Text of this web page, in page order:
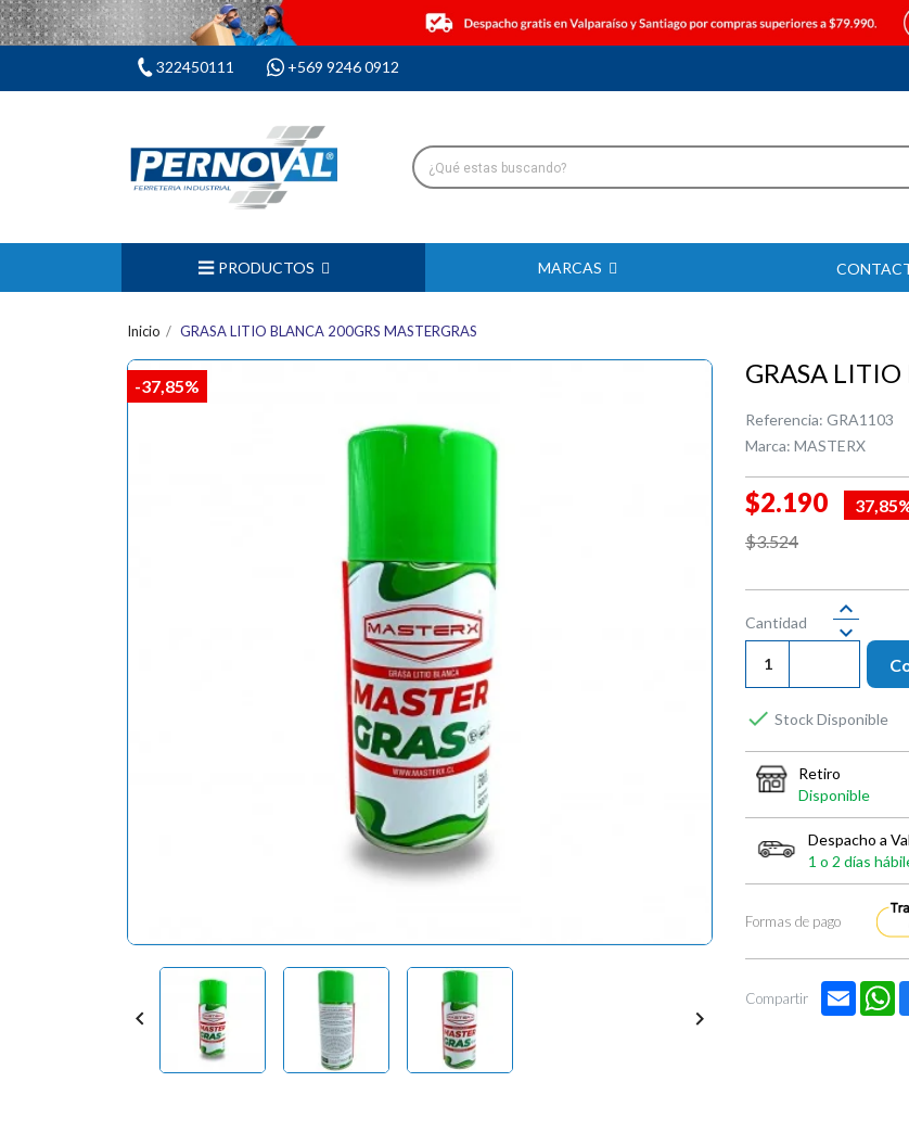
322450111 +569 9246 0912
PRODUCTOS MARCAS
Inicio GRASA LITIO BLANCA 200GRS MASTERGRAS
-37,85%
 
GRASA LITIO
Referencia: GRA1103
Marca: MASTERX
$2.190
$3.524
Cantidad
 Stock Disponible
Retiro
Disponible
Despacho a
1 o 2 días
Formas de pago
Compartir Email